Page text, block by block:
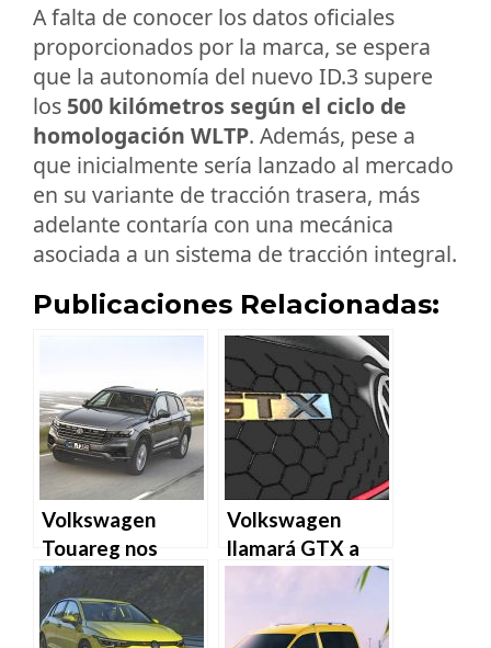
A falta de conocer los datos oficiales
proporcionados por la marca, se espera
que la autonomía del nuevo ID.3 supere
los 500 kilómetros según el ciclo de
homologación WLTP. Además, pese a
que inicialmente sería lanzado al mercado
en su variante de tracción trasera, más
adelante contaría con una mecánica
asociada a un sistema de tracción integral.
Publicaciones Relacionadas:
Volkswagen
Touareg nos
presenta su
nuevo motor V8
TDi
Volkswagen
llamará GTX a